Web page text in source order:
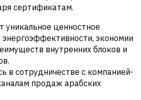
сертификатам.
уникальное ценностное
экономии
внутренних блоков и
в сотрудничестве с компанией-
продаж арабских